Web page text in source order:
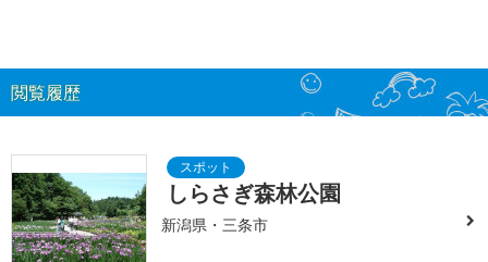
閲覧履歴
しらさぎ森林公園
新潟県・三条市